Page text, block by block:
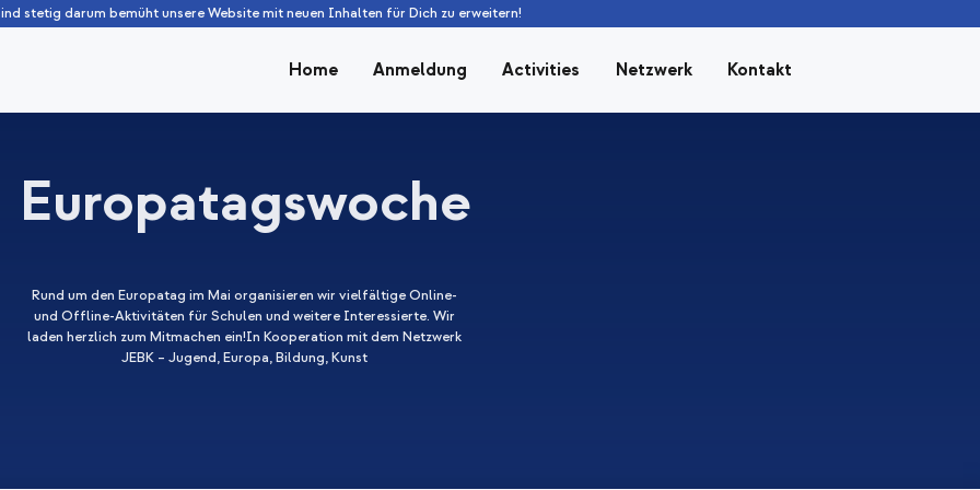
stetig darum bemüht unsere Website mit neuen Inhalten für Dich zu erweitern!
Home Anmeldung Activities Netzwerk Kontakt
Europatagswoche
Rund um den Europatag im Mai organisieren wir vielfältige Online-
und Offline-Aktivitäten für Schulen und weitere Interessierte. Wir
laden herzlich zum Mitmachen ein!In Kooperation mit dem Netzwerk
JEBK – Jugend, Europa, Bildung, Kunst